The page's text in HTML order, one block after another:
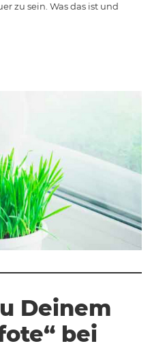
zu sein. Was das ist und
Deinem
bei